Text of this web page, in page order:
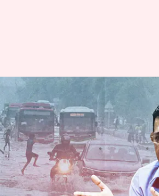
ప్రమాదకరంగా
యమునా.. వరదలపై
ఉన్నతస్థాయి సమీక్ష
వ్రాసిన వారు TEJAVYAS BESTHA Jul 10, 2023
ఈ వార్తాకథనం ఏంటి